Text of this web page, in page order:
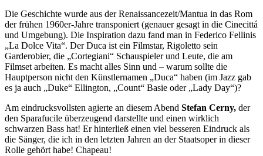
Die Geschichte wurde aus der Renaissancezeit/Mantua in das Rom
der frühen 1960er-Jahre transponiert (genauer gesagt in die Cinecittá
und Umgebung). Die Inspiration dazu fand man in Federico Fellinis
„La Dolce Vita“. Der Duca ist ein Filmstar, Rigoletto sein
Garderobier, die „Cortegiani“ Schauspieler und Leute, die am
Filmset arbeiten. Es macht alles Sinn und – warum sollte die
Hauptperson nicht den Künstlernamen „Duca“ haben (im Jazz gab
es ja auch „Duke“ Ellington, „Count“ Basie oder „Lady Day“)?
Am eindrucksvollsten agierte an diesem Abend Stefan Cerny, der
den Sparafucile überzeugend darstellte und einen wirklich
schwarzen Bass hat! Er hinterließ einen viel besseren Eindruck als
die Sänger, die ich in den letzten Jahren an der Staatsoper in dieser
Rolle gehört habe! Chapeau!